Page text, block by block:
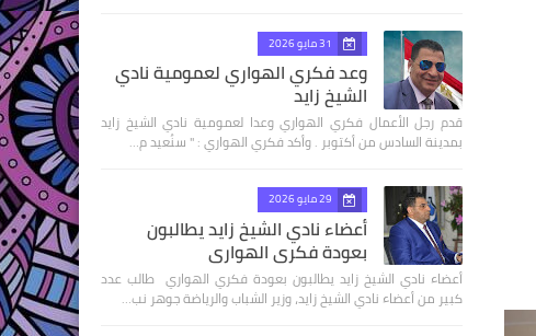
31 مايو 2026
وعد فكري الهواري لعمومية نادي
الشيخ زايد
قدم رجل الأعمال فكري الهواري وعدا لعمومية نادي الشيخ زايد
بمدينة السادس من أكتوبر . وأكد فكري الهواري : " سنُعيد م…
29 مايو 2026
أعضاء نادي الشيخ زايد يطالبون
بعودة فكري الهواري
أعضاء نادي الشيخ زايد يطالبون بعودة فكري الهواري طالب عدد
كبير من أعضاء نادي الشيخ زايد، وزير الشباب والرياضة جوهر نب…